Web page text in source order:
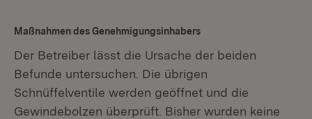
Maßnahmen des Genehmigungsinhabers
Der Betreiber lässt die Ursache der beiden
Befunde untersuchen. Die übrigen
Schnüffelventile werden geöffnet und die
Gewindebolzen überprüft. Bisher wurden keine